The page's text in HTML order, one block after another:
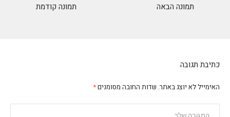
תמונה קודמת תמונה הבאה
כתיבת תגובה
האימייל לא יוצג באתר. שדות החובה מסומנים*